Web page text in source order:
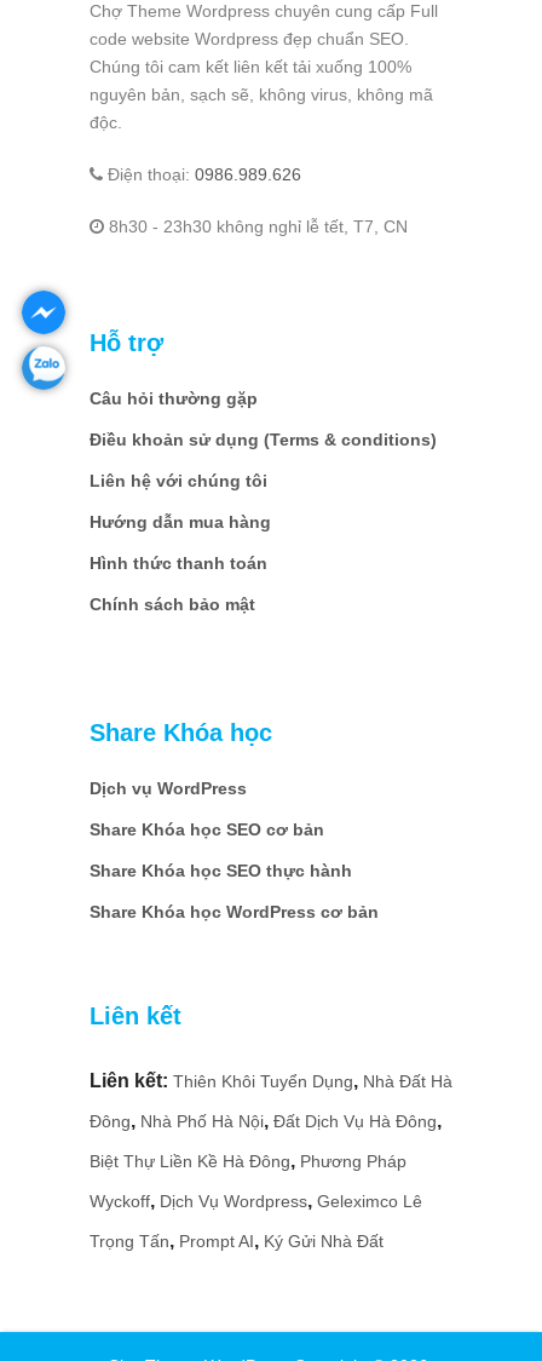
Chợ Theme Wordpress chuyên cung cấp Full
code website Wordpress đẹp chuẩn SEO.
Chúng tôi cam kết liên kết tải xuống 100%
nguyên bản, sạch sẽ, không virus, không mã
độc.
Điện thoại: 0986.989.626
8h30 - 23h30 không nghỉ lễ tết, T7, CN
Hỗ trợ
Câu hỏi thường gặp
Điều khoản sử dụng (Terms & conditions)
Liên hệ với chúng tôi
Hướng dẫn mua hàng
Hình thức thanh toán
Chính sách bảo mật
Share Khóa học
Dịch vụ WordPress
Share Khóa học SEO cơ bản
Share Khóa học SEO thực hành
Share Khóa học WordPress cơ bản
Liên kết
Liên kết: Thiên Khôi Tuyển Dụng, Nhà Đất Hà
Đông, Nhà Phố Hà Nội, Đất Dịch Vụ Hà Đông,
Biệt Thự Liền Kề Hà Đông, Phương Pháp
Wyckoff, Dịch Vụ Wordpress, Geleximco Lê
Trọng Tấn, Prompt AI, Ký Gửi Nhà Đất